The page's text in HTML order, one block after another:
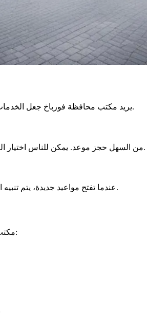
يريد مكتب محافظة فورباخ جعل الخدمات العامة أكثر سهولة في الوصول. لذلك، تم إنشاء نظام مواعيد عبر الإنترنت.
، من السهل حجز موعد. يمكن للناس اختيار التاريخ والوقت الذي يناسبهم.
عندما تفتح مواعيد جديدة، يتم تنبيه المواطنين. يتلقون رسائل بريد إلكتروني ورسائل نصية ليكونوا على علم فورًا.
مكتب محافظة فورباخ في قلب المدينة، لذا من السهل العثور عليه. إليكم عنوانه: